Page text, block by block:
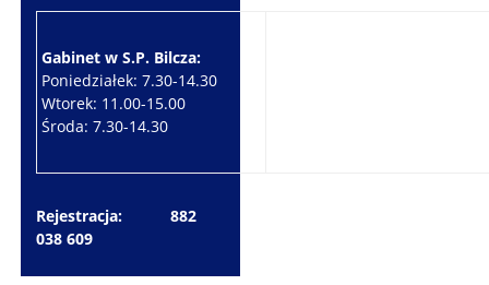
Gabinet w S.P. Bilcza:
Poniedziałek: 7.30-14.30
Wtorek: 11.00-15.00
Środa: 7.30-14.30
Rejestracja: 882
038 609